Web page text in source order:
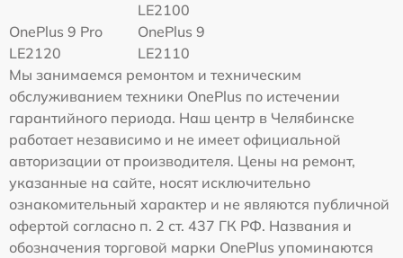
LE2100
OnePlus 9 Pro
LE2120
OnePlus 9
LE2110
Мы занимаемся ремонтом и техническим
обслуживанием техники OnePlus по истечении
гарантийного периода. Наш центр в Челябинске
работает независимо и не имеет официальной
авторизации от производителя. Цены на ремонт,
указанные на сайте, носят исключительно
ознакомительный характер и не являются публичной
офертой согласно п. 2 ст. 437 ГК РФ. Названия и
обозначения торговой марки OnePlus упоминаются